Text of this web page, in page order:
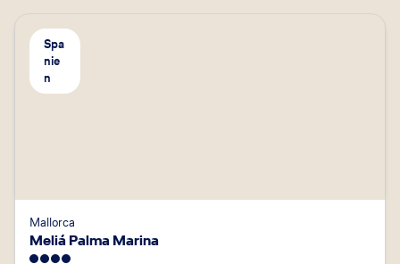
Spa
nie
n
Mallorca
Meliá Palma Marina